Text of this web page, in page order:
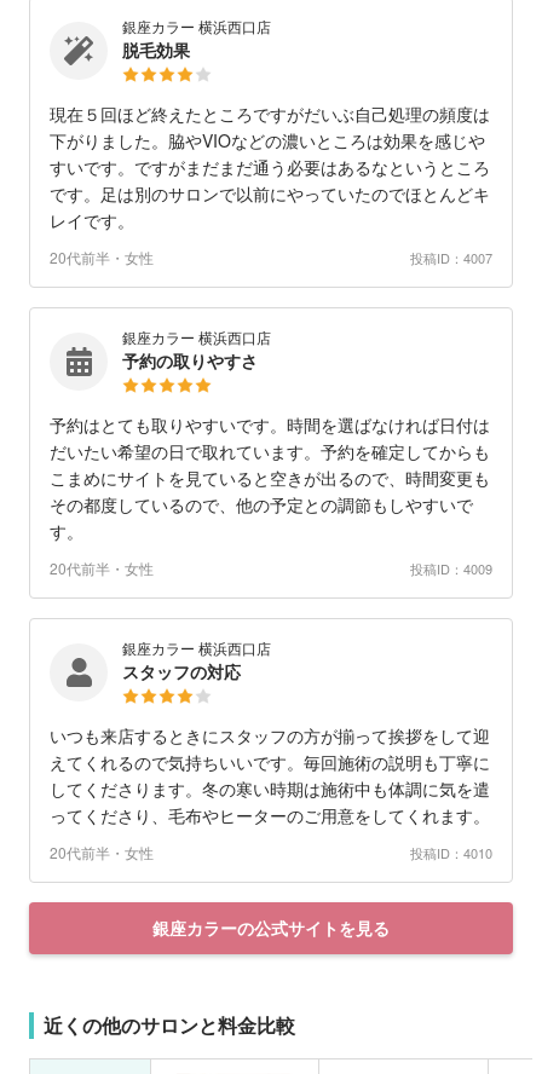
銀座カラー 横浜西口店
脱毛効果
現在５回ほど終えたところですがだいぶ自己処理の頻度は
下がりました。脇やVIOなどの濃いところは効果を感じや
すいです。ですがまだまだ通う必要はあるなというところ
です。足は別のサロンで以前にやっていたのでほとんどキ
レイです。
20代前半・女性 投稿ID：4007
銀座カラー 横浜西口店
予約の取りやすさ
予約はとても取りやすいです。時間を選ばなければ日付は
だいたい希望の日で取れています。予約を確定してからも
こまめにサイトを見ていると空きが出るので、時間変更も
その都度しているので、他の予定との調節もしやすいで
す。
20代前半・女性 投稿ID：4009
銀座カラー 横浜西口店
スタッフの対応
いつも来店するときにスタッフの方が揃って挨拶をして迎
えてくれるので気持ちいいです。毎回施術の説明も丁寧に
してくださります。冬の寒い時期は施術中も体調に気を遣
ってくださり、毛布やヒーターのご用意をしてくれます。
20代前半・女性 投稿ID：4010
銀座カラーの公式サイトを見る
近くの他のサロンと料金比較